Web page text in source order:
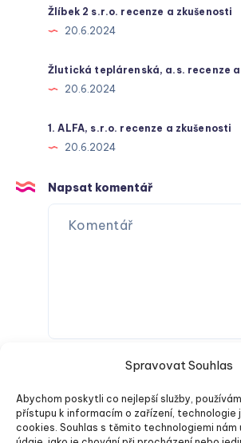
Spravovat Souhlas
Abychom poskytli co nejlepší služby,
přístupu k informacím o zařízení, technologie
cookies. Souhlas s těmito technologiemi
Žlíbek 2 s.r.o. recenze a zkušenosti
20.6.2024
Žlutická teplárenská, a.s. recenze
20.6.2024
1. ALFA, s.r.o. recenze a zkušenosti
20.6.2024
Napsat komentář